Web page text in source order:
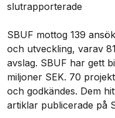
slutrapporterade
SBUF mottog 139
och utveckling, varav
avslag. SBUF har gett
miljoner SEK. 70
och godkändes. Dem
artiklar publicerade på